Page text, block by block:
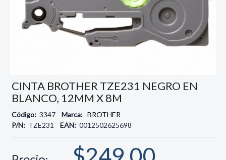
CINTA BROTHER TZE231 NEGRO EN
BLANCO, 12MM X 8M
Código: 3347 Marca: BROTHER
P/N: TZE231 EAN: 0012502625698